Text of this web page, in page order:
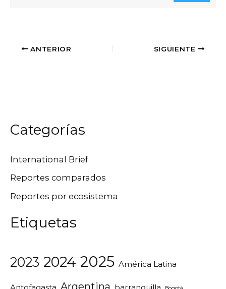
ANTERIOR SIGUIENTE
Categorías
International Brief
Reportes comparados
Reportes por ecosistema
Etiquetas
2023 2024 2025 América Latina